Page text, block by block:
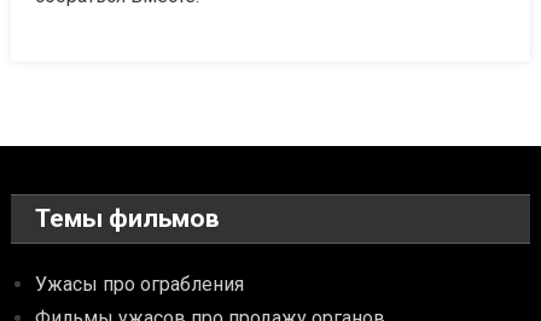
Темы фильмов
Ужасы про ограбления